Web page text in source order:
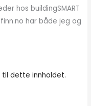
hos buildingSMART
har både jeg og
dette innholdet.